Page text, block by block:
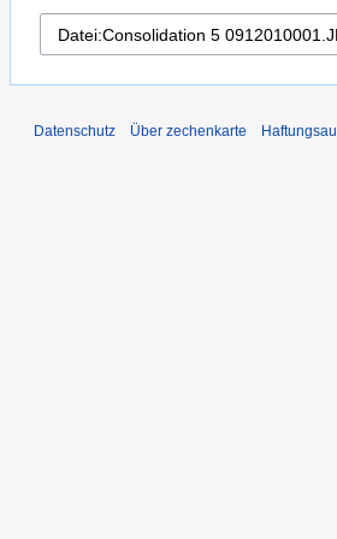
Datenschutz Über zechenkarte